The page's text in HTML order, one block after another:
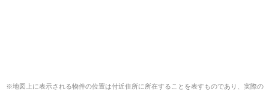
※地図上に表示される物件の位置は付近住所に所在することを表すものであり、実際の